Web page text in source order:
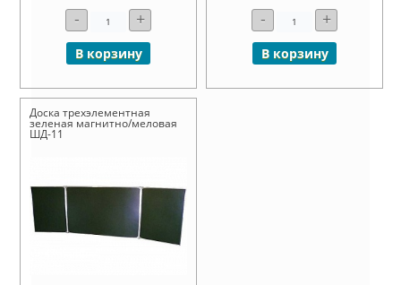
- +
В корзину
- +
В корзину
Доска трехэлементная
зеленая магнитно/меловая
ШД-11